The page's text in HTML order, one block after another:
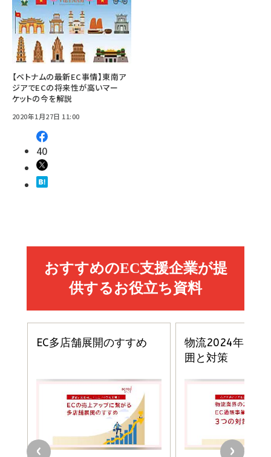
【ベトナムの最新EC事情】東南ア
ジアでECの将来性が高いマー
ケットの今を解説
2020年1月27日 11:00
40